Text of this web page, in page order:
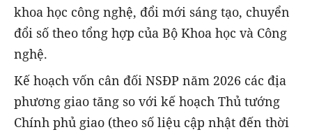
khoa học công nghệ, đổi mới sáng tạo, chuyển
đổi số theo tổng hợp của Bộ Khoa học và Công
nghệ.
Kế hoạch vốn cân đối NSĐP năm 2026 các địa
phương giao tăng so với kế hoạch Thủ tướng
Chính phủ giao (theo số liệu cập nhật đến thời